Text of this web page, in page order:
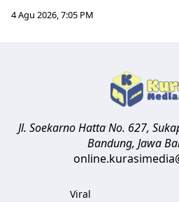
4 Agu 2026, 7:05 PM
Jl. Soekarno Hatta No. 627,
Bandung, Jawa
Viral